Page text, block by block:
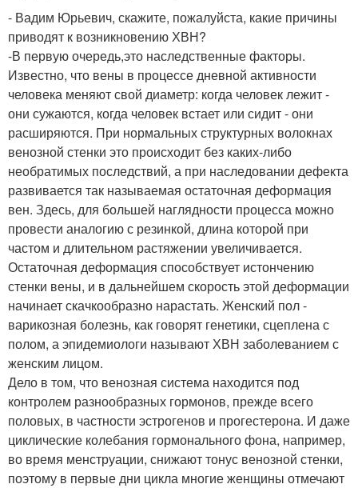
- Вадим Юрьевич, скажите, пожалуйста, какие причины
приводят к возникновению ХВН?
-В первую очередь,это наследственные факторы.
Известно, что вены в процессе дневной активности
человека меняют свой диаметр: когда человек лежит -
они сужаются, когда человек встает или сидит - они
расширяются. При нормальных структурных волокнах
венозной стенки это происходит без каких-либо
необратимых последствий, а при наследовании дефекта
развивается так называемая остаточная деформация
вен. Здесь, для большей наглядности процесса можно
провести аналогию с резинкой, длина которой при
частом и длительном растяжении увеличивается.
Остаточная деформация способствует истончению
стенки вены, и в дальнейшем скорость этой деформации
начинает скачкообразно нарастать. Женский пол -
варикозная болезнь, как говорят генетики, сцеплена с
полом, а эпидемиологи называют ХВН заболеванием с
женским лицом.
Дело в том, что венозная система находится под
контролем разнообразных гормонов, прежде всего
половых, в частности эстрогенов и прогестерона. И даже
циклические колебания гормонального фона, например,
во время менструации, снижают тонус венозной стенки,
поэтому в первые дни цикла многие женщины отмечают